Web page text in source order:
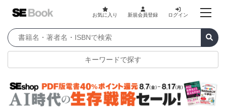
お気に入り 新規会員登録 ログイン
キーワードで探す